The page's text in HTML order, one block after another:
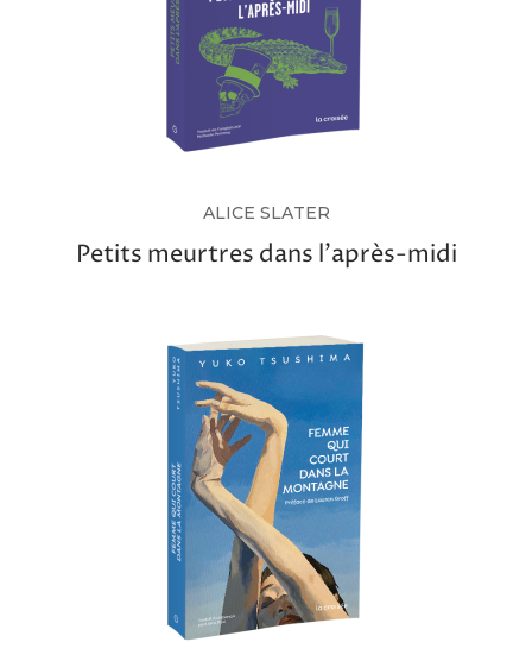
ALICE SLATER
Petits meurtres dans l’après-midi